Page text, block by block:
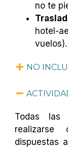
no te
hotel-
vuelos).
NO
Todas las
dispuestas